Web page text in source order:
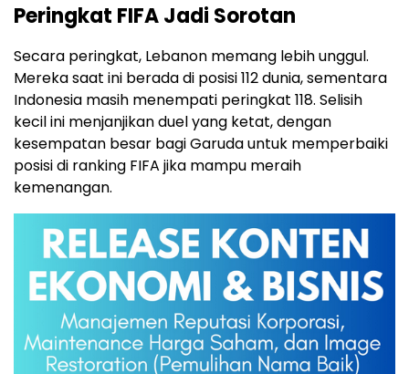
Peringkat FIFA Jadi Sorotan
Secara peringkat, Lebanon memang lebih unggul.
Mereka saat ini berada di posisi 112 dunia, sementara
Indonesia masih menempati peringkat 118. Selisih
kecil ini menjanjikan duel yang ketat, dengan
kesempatan besar bagi Garuda untuk memperbaiki
posisi di ranking FIFA jika mampu meraih
kemenangan.